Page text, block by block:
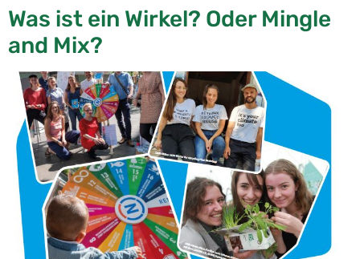
Was ist ein Wirkel? Oder Mingle
and Mix?